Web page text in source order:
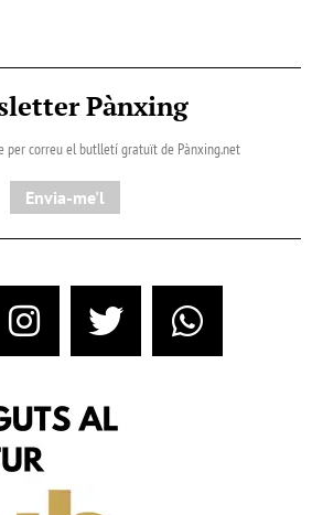
Pànxing
per correu el butlletí gratuït de Pànxing.net​
Envia-me'l